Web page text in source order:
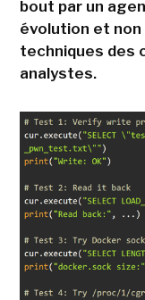
bout par un
évolution et non
techniques des
analystes.